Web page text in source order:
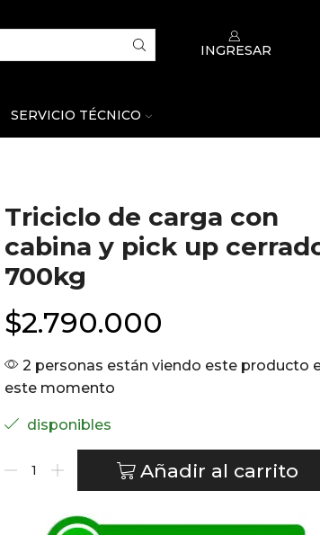
INGRESAR
SERVICIO TÉCNICO
Triciclo de carga con
cabina y pick up
700kg
$2.790.000
2 personas están viendo este producto
este momento
disponibles
Añadir al carrito